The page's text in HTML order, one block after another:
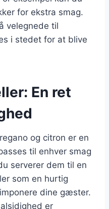
for ekstra smag.
velegnede til
i stedet for at blive
En ret
og citron er en
til enhver smag
serverer dem til en
som en hurtig
dine gæster.
er